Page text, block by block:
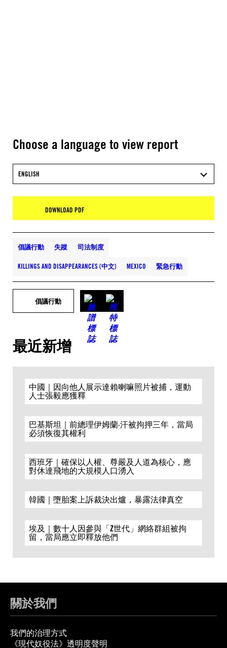
Choose a language to view report
ENGLISH
DOWNLOAD PDF
倡議行動 失蹤 司法制度
KILLINGS AND DISAPPEARANCES (中文) MEXICO 緊急行動
倡議行動
最近新增
中國｜因向他人展示達賴喇嘛照片被捕，運動
人士張毅應獲釋
巴基斯坦｜前總理伊姆蘭·汗被拘押三年，當局
必須恢復其權利
西班牙｜確保以人權、尊嚴及人道為核心，應
對休達飛地的大規模人口湧入
韓國｜墮胎案上訴裁決出爐，暴露法律真空
埃及｜數十人因參與「Z世代」網絡群組被拘
留，當局應立即釋放他們
關於我們
我們的治理方式
《現代奴役法》透明度聲明